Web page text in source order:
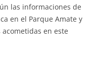
las informaciones de
en el Parque Amate y
en este